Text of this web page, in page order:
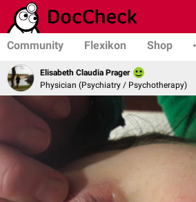
Community Flexikon Shop
Elisabeth Claudia Prager
Physician (Psychiatry / Psychotherapy)